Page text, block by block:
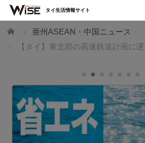
ホーム
亜州ASEAN・中国ニュース
【タイ】東北部の高速鉄道計画に
タイ生活情報サイト